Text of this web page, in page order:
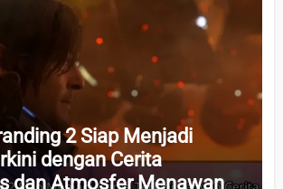
2 Siap Menjadi
dengan Cerita
dan Atmosfer Menawan